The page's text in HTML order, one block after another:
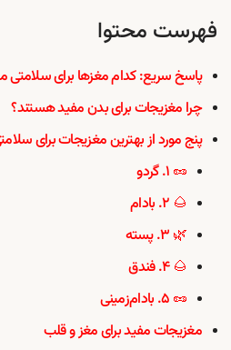
فهرست محتوا
پاسخ سریع: کدام مغزها برای سلامتی
چرا مغزیجات برای بدن مفید هستند؟
پنج مورد از بهترین مغزیجات برای
🥜 ۱. گردو
🌰 ۲. بادام
🌿 ۳. پسته
🌰 ۴. فندق
🥜 ۵. بادام‌زمینی
مغزیجات مفید برای مغز و قلب